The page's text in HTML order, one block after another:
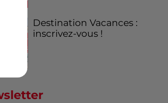
Destination Vacances :
inscrivez-vous !